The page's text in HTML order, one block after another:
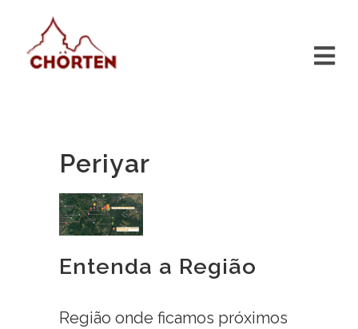
Periyar
Entenda a Região
Região onde ficamos próximos